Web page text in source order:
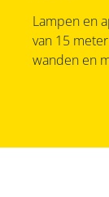
Lampen en
van 15
wanden en